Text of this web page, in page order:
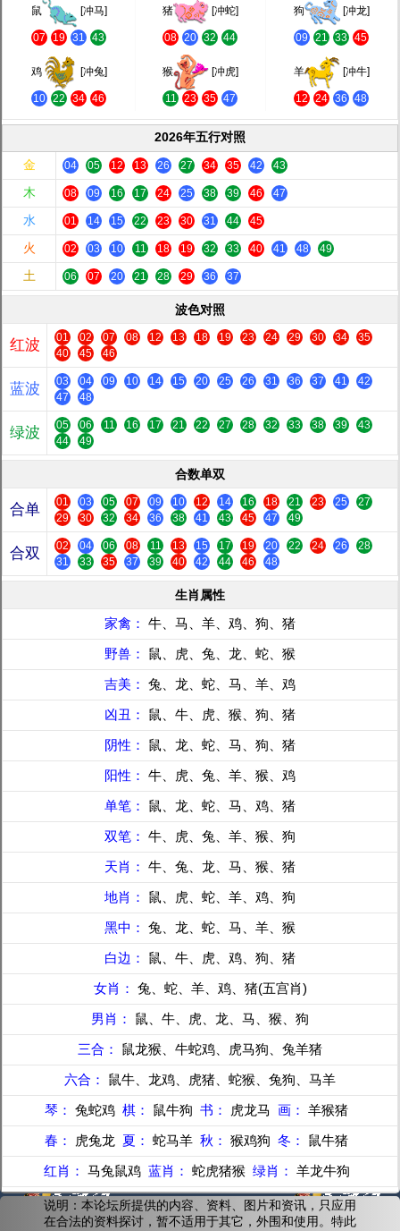
鼠 [冲马]
07 19 31 43
猪 [冲蛇]
08 20 32 44
狗 [冲龙]
09 21 33 45
鸡 [冲兔]
10 22 34 46
猴 [冲虎]
11 23 35 47
羊 [冲牛]
12 24 36 48
2026年五行对照
金
04 05 12 13 26 27 34 35 42 43
木 08 09 16 17 24 25 38 39 46 47
水 01 14 15 22 23 30 31 44 45
火 02 03 10 11 18 19 32 33 40 41 48 49
土 06 07 20 21 28 29 36 37
波色对照
红波 01 02 07 08 12 13 18 19 23 24 29 30 34
35
40
45 46
蓝波 03 04 09 10 14 15 20 25 26 31 36 37 41
42
47
48
绿波 05 06 11 16 17 21 22 27 28 32 33 38 39
43
44
49
合数单双
合单 01 03 05 07 09 10 12 14 16 18 21 23 25
27
29
30 32 34 36 38 41 43 45 47 49
合双 02 04 06 08 11 13 15 17 19 20 22 24 26
28
31
33 35 37 39 40 42 44 46 48
生肖属性
家禽： 牛、马、羊、鸡、狗、猪
野兽： 鼠、虎、兔、龙、蛇、猴
吉美： 兔、龙、蛇、马、羊、鸡
凶丑： 鼠、牛、虎、猴、狗、猪
阴性： 鼠、龙、蛇、马、狗、猪
阳性： 牛、虎、兔、羊、猴、鸡
单笔： 鼠、龙、蛇、马、鸡、猪
双笔： 牛、虎、兔、羊、猴、狗
天肖： 牛、兔、龙、马、猴、猪
地肖： 鼠、虎、蛇、羊、鸡、狗
黑中： 兔、龙、蛇、马、羊、猴
白边： 鼠、牛、虎、鸡、狗、猪
女肖： 兔、蛇、羊、鸡、猪(五宫肖)
男肖： 鼠、牛、虎、龙、马、猴、狗
三合： 鼠龙猴、牛蛇鸡、虎马狗、兔羊猪
六合： 鼠牛、龙鸡、虎猪、蛇猴、兔狗、马羊
琴： 兔蛇鸡 棋： 鼠牛狗 书： 虎龙马 画： 羊猴猪
春：
虎兔龙 夏： 蛇马羊 秋： 猴鸡狗 冬： 鼠牛猪
红肖： 马兔鼠鸡 蓝肖： 蛇虎猪猴 绿肖： 羊龙牛狗
说明：本论坛所提供的内容、资料、图片和资讯，只应用
在合法的资料探讨，暂不适用于其它，外围和使用。特此